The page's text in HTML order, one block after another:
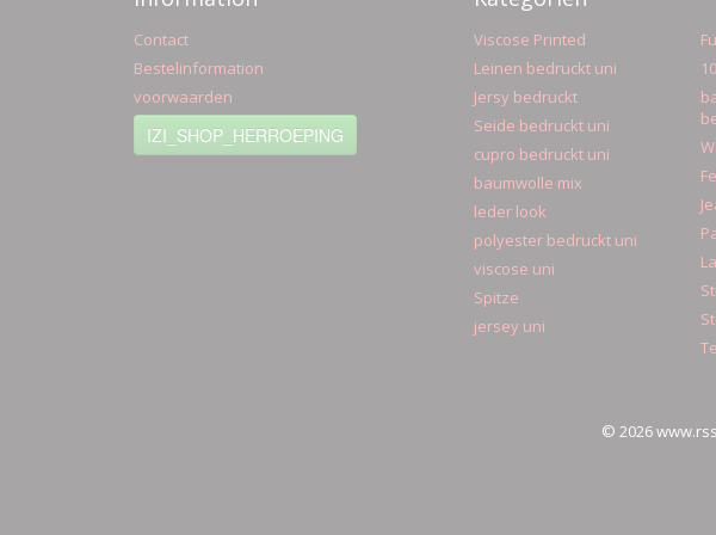
Contact
Bestelinformation
voorwaarden
IZI_SHOP_HERROEPING
Viscose Printed
Leinen bedruckt uni
Jersy bedruckt
Seide bedruckt uni
cupro bedruckt uni
baumwolle mix
leder look
polyester bedruckt uni
viscose uni
Spitze
jersey uni
© 2026